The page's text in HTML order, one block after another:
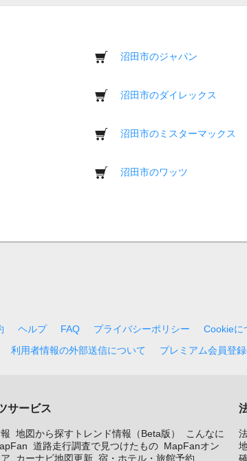
沼田市のジャパン
沼田市のダイレックス
沼田市のミスターマックス
沼田市のワッツ
ヘルプ FAQ プライバシーポリシー
Cookieに
利用者情報の外部送信について プレミアム会員登
サービス
地図から探すトレンド情報（Beta版）
こんなに
道路走行調査で見つけたもの MapFanオン
カーナビ地図更新 宿・ホテル・旅館予約